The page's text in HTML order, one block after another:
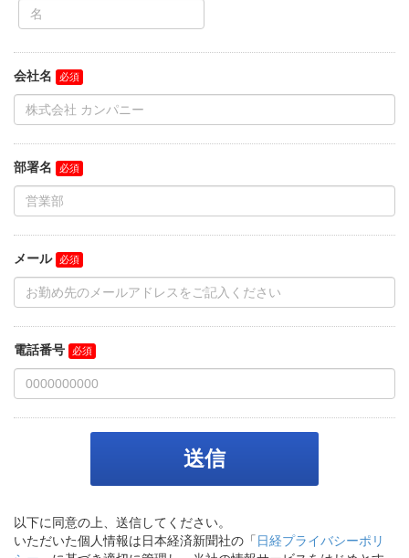
会社名
部署名
メール
電話番号
以下に同意の上、送信してください。
いただいた個人情報は日本経済新聞社の「 日経プライバシーポリ